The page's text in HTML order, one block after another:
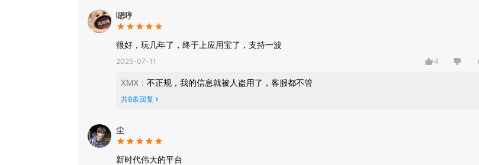
嗯哼
很好，玩几年了，终于上应用宝了，支持一波
2025-07-11 4
XMX ： 不正规，我的信息就被人盗用了，客服都不管
共8条回复
尘
新时代伟大的平台